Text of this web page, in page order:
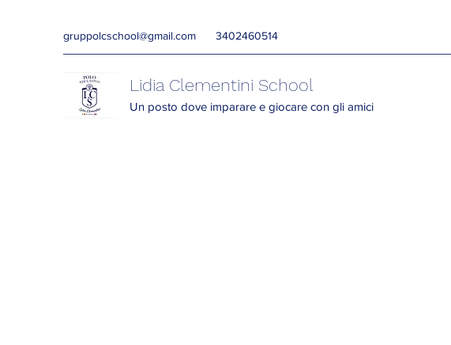
gruppolcschool@gmail.com 3402460514
Lidia Clementini School
Un posto dove imparare e giocare con gli amici